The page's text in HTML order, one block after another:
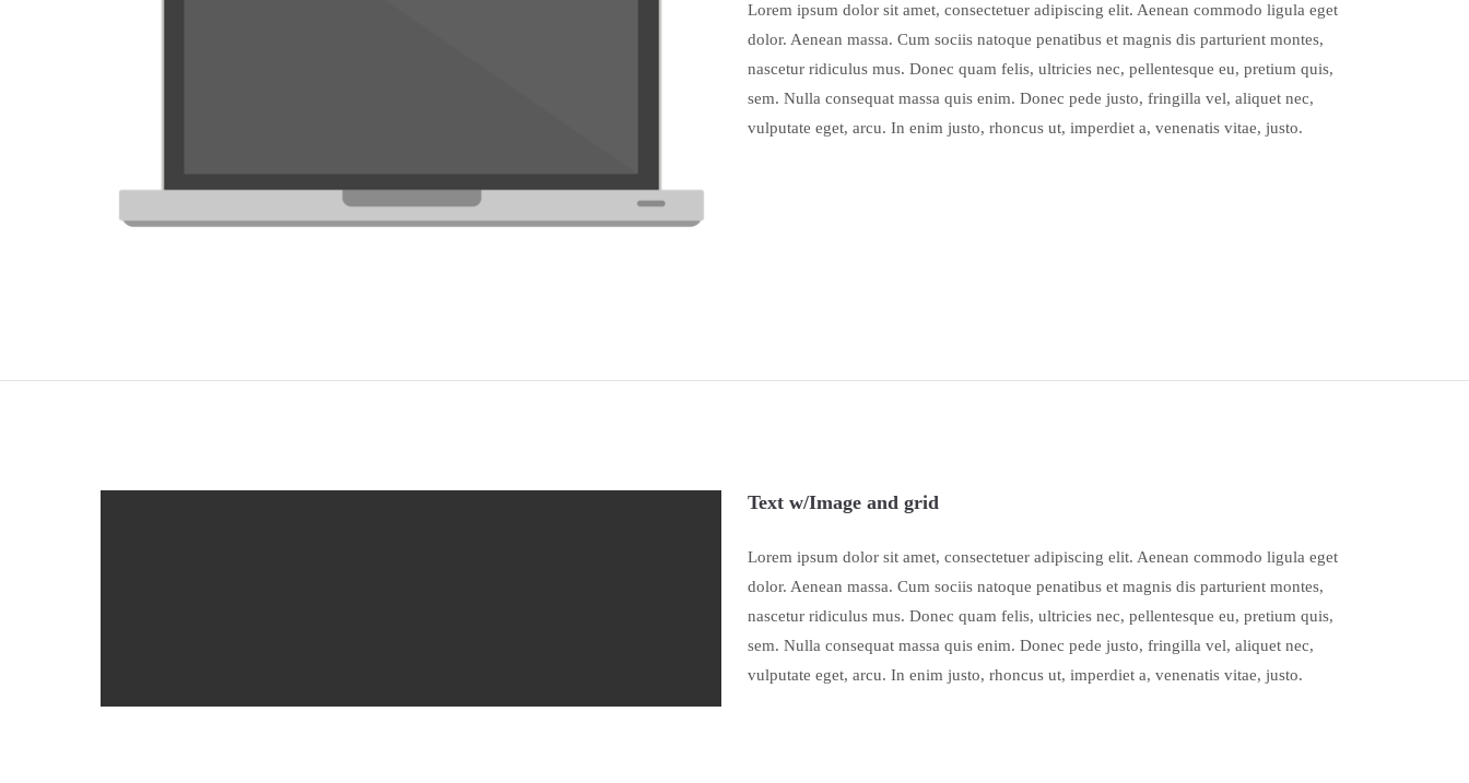
Lorem ipsum dolor sit amet, consectetuer adipiscing elit. Aenean commodo ligula eget
dolor. Aenean massa. Cum sociis natoque penatibus et magnis dis parturient montes,
nascetur ridiculus mus. Donec quam felis, ultricies nec, pellentesque eu, pretium quis,
sem. Nulla consequat massa quis enim. Donec pede justo, fringilla vel, aliquet nec,
vulputate eget, arcu. In enim justo, rhoncus ut, imperdiet a, venenatis vitae, justo.
Text w/Image and grid
Lorem ipsum dolor sit amet, consectetuer adipiscing elit. Aenean commodo ligula eget
dolor. Aenean massa. Cum sociis natoque penatibus et magnis dis parturient montes,
nascetur ridiculus mus. Donec quam felis, ultricies nec, pellentesque eu, pretium quis,
sem. Nulla consequat massa quis enim. Donec pede justo, fringilla vel, aliquet nec,
vulputate eget, arcu. In enim justo, rhoncus ut, imperdiet a, venenatis vitae, justo.